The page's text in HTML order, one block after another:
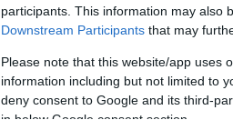
participants. This information may also
Downstream Participants that may
Please note that this website/app uses
information including but not limited to
deny consent to Google and its third-
in below Google consent section.
MIRTILLI PANNA
COLAZIONE/BRUNCH • DOLCI/GELATI
Scones di avena